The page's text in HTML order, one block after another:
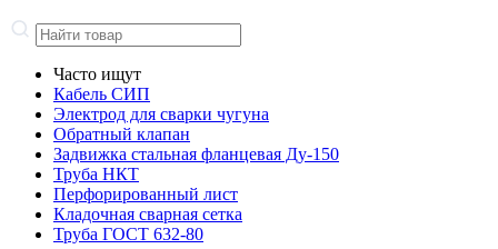
Часто ищут
Кабель СИП
Электрод для сварки чугуна
Обратный клапан
Задвижка стальная фланцевая Ду-150
Труба НКТ
Перфорированный лист
Кладочная сварная сетка
Труба ГОСТ 632-80